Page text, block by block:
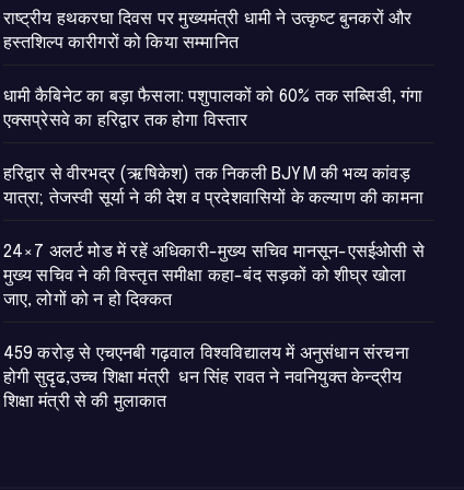
राष्ट्रीय हथकरघा दिवस पर मुख्यमंत्री धामी ने उत्कृष्ट बुनकरों और
हस्तशिल्प कारीगरों को किया सम्मानित
​धामी कैबिनेट का बड़ा फैसला: पशुपालकों को 60% तक सब्सिडी, गंगा
एक्सप्रेसवे का हरिद्वार तक होगा विस्तार
​हरिद्वार से वीरभद्र (ऋषिकेश) तक निकली BJYM की भव्य कांवड़
यात्रा; तेजस्वी सूर्या ने की देश व प्रदेशवासियों के कल्याण की कामना
24×7 अलर्ट मोड में रहें अधिकारी-मुख्य सचिव मानसून-एसईओसी से
मुख्य सचिव ने की विस्तृत समीक्षा कहा-बंद सड़कों को शीघ्र खोला
जाए, लोगों को न हो दिक्कत
459 करोड़ से एचएनबी गढ़वाल विश्वविद्यालय में अनुसंधान संरचना
होगी सुदृढ,उच्च शिक्षा मंत्री धन सिंह रावत ने नवनियुक्त केन्द्रीय
शिक्षा मंत्री से की मुलाकात